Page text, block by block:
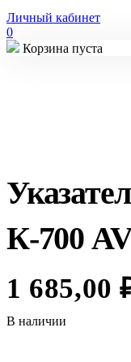
Личный кабинет
0
Корзина пуста
К-700
1 685,00
В наличии